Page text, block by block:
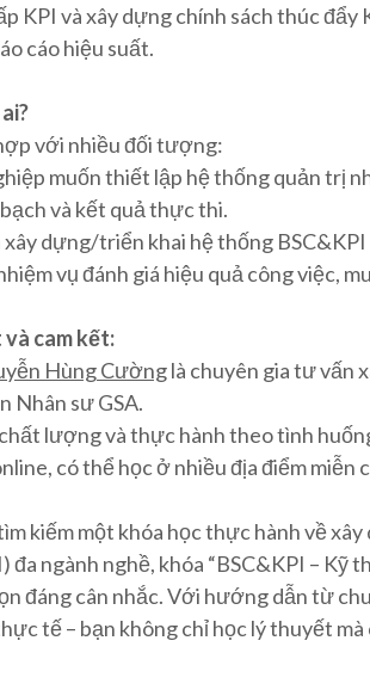
KPI và xây dựng chính sách thúc đẩy
cáo hiệu suất.
với nhiều đối tượng:
muốn thiết lập hệ thống quản trị
và kết quả thực thi.
xây dựng/triển khai hệ thống
vụ đánh giá hiệu quả công việc,
và cam kết:
Hùng Cườnglà chuyên gia tư vấn
Nhân sư GSA.
lượng và thực hành theo tình
có thể học ở nhiều địa điểm miễn
kiếm một khóa học thực hành về
đa ngành nghề, khóa “BSC&KPI – Kỹ
đáng cân nhắc. Với hướng dẫn từ
tế – bạn không chỉ học lý thuyết